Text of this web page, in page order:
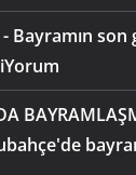
- Bayramın son